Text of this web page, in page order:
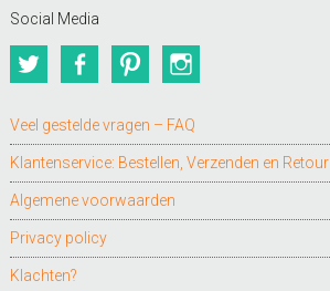
Social Media
TwitterFacebookPinterest
Veel gestelde vragen – FAQ
Klantenservice: Bestellen, Verzenden en Retour
Algemene voorwaarden
Privacy policy
Klachten?